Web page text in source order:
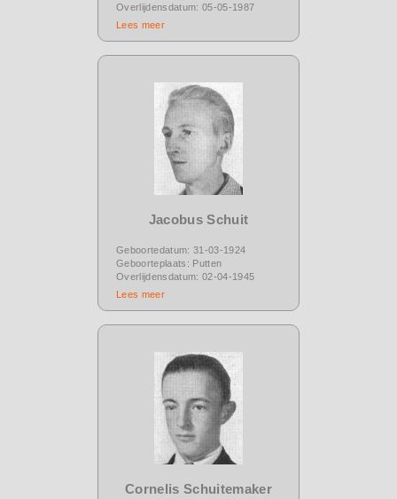
Overlijdensdatum: 05-05-1987
Lees meer
Jacobus Schuit
Geboortedatum: 31-03-1924
Geboorteplaats: Putten
Overlijdensdatum: 02-04-1945
Lees meer
Cornelis Schuitemaker